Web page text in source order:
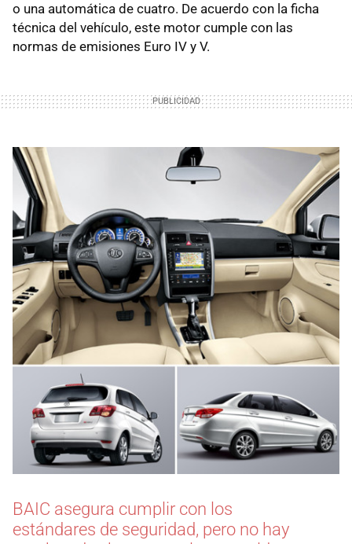
o una automática de cuatro. De acuerdo con la ficha
técnica del vehículo, este motor cumple con las
normas de emisiones Euro IV y V.
BAIC asegura cumplir con los
estándares de seguridad, pero no hay